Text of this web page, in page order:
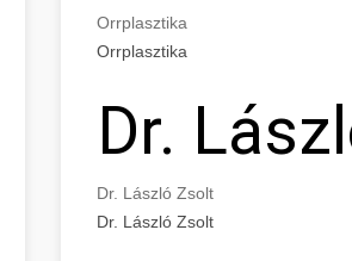
Orrplasztika
Orrplasztika
Dr.
Dr. László Zsolt
Dr. László Zsolt